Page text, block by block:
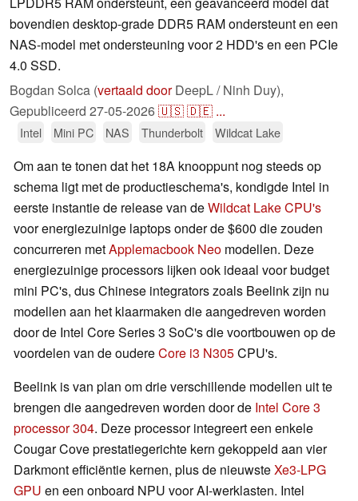
bovendien desktop-grade DDR5 RAM ondersteunt en een
NAS-model met ondersteuning voor 2 HDD's en een PCIe
4.0 SSD.
Bogdan Solca (vertaald doorDeepL / Ninh Duy),
Gepubliceerd 27-05-2026🇺🇸🇩🇪 ...
Intel Mini PC NAS Thunderbolt Wildcat Lake
Om aan te tonen dat het 18A knooppunt nog steeds op
schema ligt met de productieschema's, kondigde Intel in
eerste instantie de release van deWildcat Lake CPU's
voor energiezuinige laptops onder de $600 die zouden
concurreren metApplemacbook Neo modellen. Deze
energiezuinige processors lijken ook ideaal voor budget
mini PC's, dus Chinese integrators zoals Beelink zijn nu
modellen aan het klaarmaken die aangedreven worden
door de Intel Core Series 3 SoC's die voortbouwen op de
voordelen van de oudereCore i3 N305CPU's.
Beelink is van plan om drie verschillende modellen uit te
brengen die aangedreven worden door de Intel Core 3
processor 304. Deze processor integreert een enkele
Cougar Cove prestatiegerichte kern gekoppeld aan vier
Darkmont efficiëntie kernen, plus de nieuwsteXe3-LPG
GPU en een onboard NPU voor AI-werklasten. Intel